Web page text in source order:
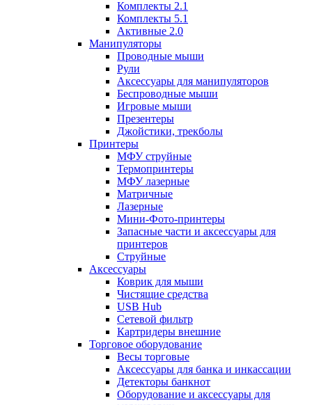
Комплекты 2.1
Комплекты 5.1
Активные 2.0
Манипуляторы
Проводные мыши
Рули
Аксессуары для манипуляторов
Беспроводные мыши
Игровые мыши
Презентеры
Джойстики, трекболы
Принтеры
МФУ струйные
Термопринтеры
МФУ лазерные
Матричные
Лазерные
Мини-Фото-принтеры
Запасные части и аксессуары для
принтеров
Струйные
Аксессуары
Коврик для мыши
Чистящие средства
USB Hub
Сетевой фильтр
Картридеры внешние
Торговое оборудование
Весы торговые
Аксессуары для банка и инкассации
Детекторы банкнот
Оборудование и аксессуары для